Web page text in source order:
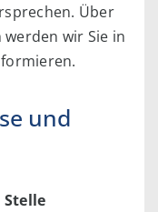
Über
wir Sie in
und